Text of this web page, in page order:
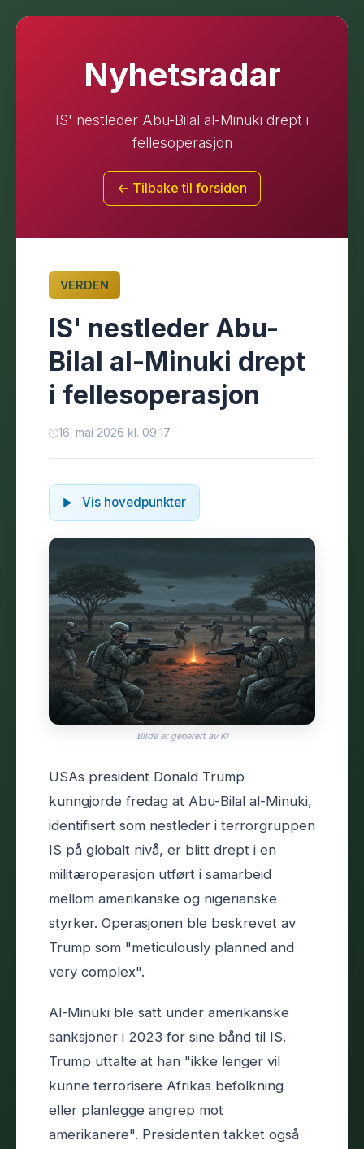
Nyhetsradar
IS' nestleder Abu-Bilal al-Minuki drept i
fellesoperasjon
← Tilbake til forsiden
VERDEN
IS' nestleder Abu-
Bilal al-Minuki drept
i fellesoperasjon
16. mai 2026 kl. 09:17
Vis hovedpunkter
Bilde er generert av KI
USAs president Donald Trump
kunngjorde fredag at Abu-Bilal al-Minuki,
identifisert som nestleder i terrorgruppen
IS på globalt nivå, er blitt drept i en
militæroperasjon utført i samarbeid
mellom amerikanske og nigerianske
styrker. Operasjonen ble beskrevet av
Trump som "meticulously planned and
very complex".
Al-Minuki ble satt under amerikanske
sanksjoner i 2023 for sine bånd til IS.
Trump uttalte at han "ikke lenger vil
kunne terrorisere Afrikas befolkning
eller planlegge angrep mot
amerikanere". Presidenten takket også